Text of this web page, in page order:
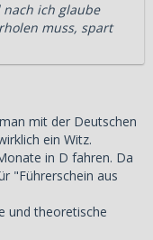
ich glaube
muss, spart
mit der Deutschen
ein Witz.
in D fahren. Da
"Führerschein aus
und theoretische